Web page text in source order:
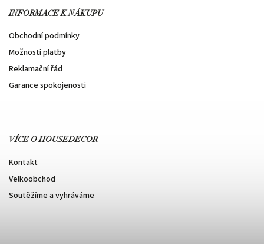
INFORMACE K NÁKUPU
Obchodní podmínky
Možnosti platby
Reklamační řád
Garance spokojenosti
VÍCE O HOUSEDECOR
Kontakt
Velkoobchod
Soutěžíme a vyhráváme